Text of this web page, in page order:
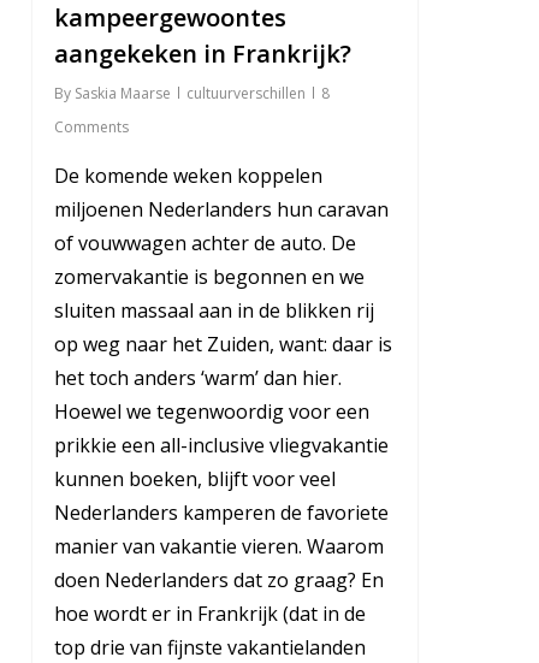
kampeergewoontes
aangekeken in Frankrijk?
By Saskia Maarse cultuurverschillen
8
Comments
De komende weken koppelen
miljoenen Nederlanders hun caravan
of vouwwagen achter de auto. De
zomervakantie is begonnen en we
sluiten massaal aan in de blikken rij
op weg naar het Zuiden, want: daar is
het toch anders ‘warm’ dan hier.
Hoewel we tegenwoordig voor een
prikkie een all-inclusive vliegvakantie
kunnen boeken, blijft voor veel
Nederlanders kamperen de favoriete
manier van vakantie vieren. Waarom
doen Nederlanders dat zo graag? En
hoe wordt er in Frankrijk (dat in de
top drie van fijnste vakantielanden